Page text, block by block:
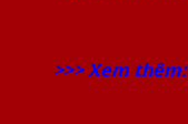
>>> Xem thêm: